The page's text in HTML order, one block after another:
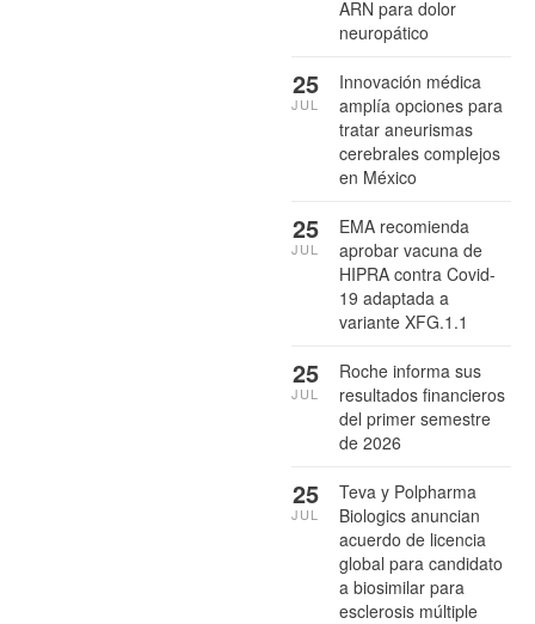
ARN para dolor
neuropático
Innovación médica
amplía opciones para
tratar aneurismas
cerebrales complejos
en México
25
JUL
EMA recomienda
aprobar vacuna de
HIPRA contra Covid-
19 adaptada a
variante XFG.1.1
25
JUL
Roche informa sus
resultados financieros
del primer semestre
de 2026
25
JUL
Teva y Polpharma
Biologics anuncian
acuerdo de licencia
global para candidato
a biosimilar para
esclerosis múltiple
25
JUL